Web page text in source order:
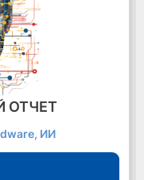
ОТЧЕТ
ИИ